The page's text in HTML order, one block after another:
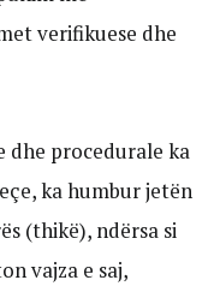
verifikuese dhe
dhe procedurale ka
ka humbur jetën
(thikë), ndërsa si
vajza e saj,